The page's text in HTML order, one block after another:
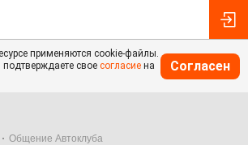
применяются cookie-файлы.
свое согласие на
Согласен
Общение Автоклуба